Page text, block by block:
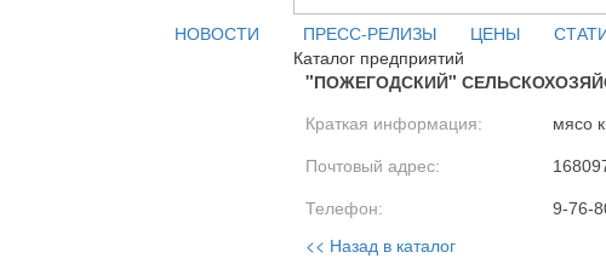
НОВОСТИ ПРЕСС-РЕЛИЗЫ ЦЕНЫ
Каталог предприятий
"ПОЖЕГОДСКИЙ"
Краткая информация: мясо
Почтовый адрес:
Телефон: 9-76-
<< Назад в каталог